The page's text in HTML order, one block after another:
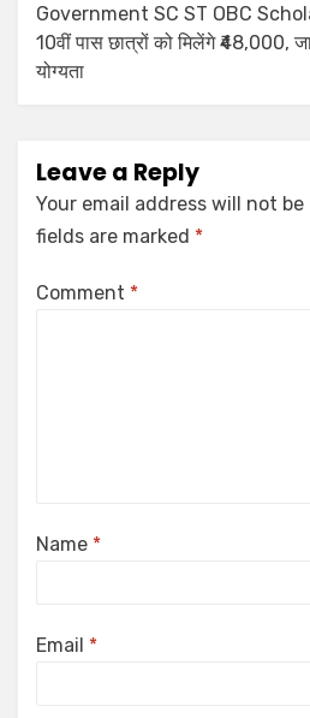
Government SC ST OBC
10वीं पास छात्रों को मिलेंगे ₹48,000,
योग्यता
Leave a Reply
Your email address will not be
fields are marked *
Comment *
Name *
Email *